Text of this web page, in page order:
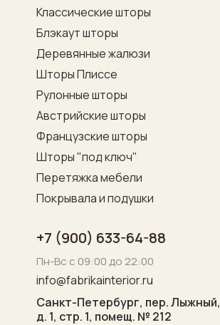
info@fabrikainterior.ru
Классические шторы
Блэкаут шторы
Деревянные жалюзи
Шторы Плиссе
Шторы "под ключ"
Перетяжка мебели
Покрывала и подушки
+7 (900) 633-64-88
Пн-Вс с 09:00 до 22:00
Австрийские шторы
Французские шторы
Рулонные шторы
Санкт-Петербург, пер. Лыжный,
д. 1, стр. 1, помещ. № 212